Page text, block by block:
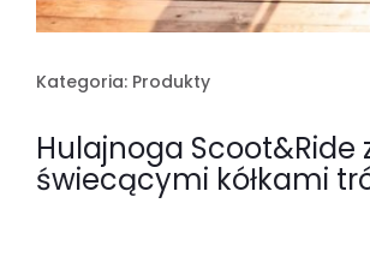
Kategoria: Produkty
Hulajnoga Scoot&Ride
świecącymi kółkami